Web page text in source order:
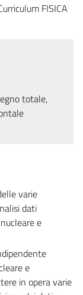
FISICA
totale,
varie
dati
e
e
in opera varie